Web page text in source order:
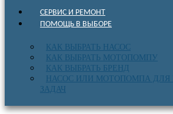
СЕРВИС И РЕМОНТ
ПОМОЩЬ В ВЫБОРЕ
КАК ВЫБРАТЬ НАСОС
КАК ВЫБРАТЬ МОТОПОМПУ
КАК ВЫБРАТЬ БРЕНД
НАСОС ИЛИ МОТОПОМПА ДЛЯ
ЗАДАЧ